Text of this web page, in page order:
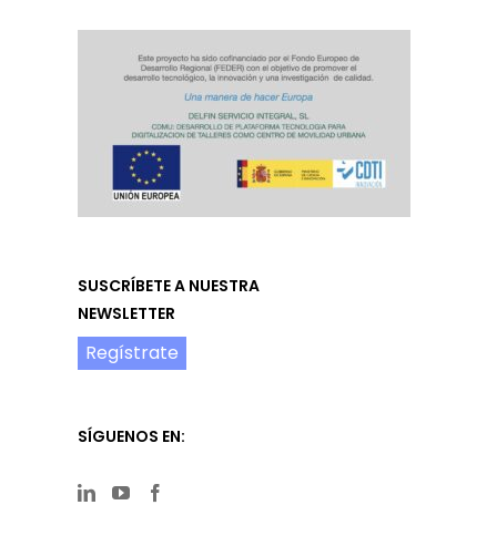
SUSCRÍBETE A NUESTRA
NEWSLETTER
Regístrate
SÍGUENOS EN: